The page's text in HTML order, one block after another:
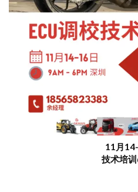
11月
技术培训